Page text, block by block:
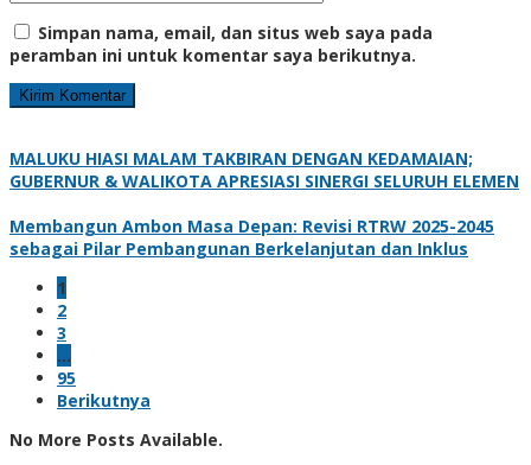
Simpan nama, email, dan situs web saya pada
peramban ini untuk komentar saya berikutnya.
MALUKU HIASI MALAM TAKBIRAN DENGAN KEDAMAIAN;
GUBERNUR & WALIKOTA APRESIASI SINERGI SELURUH ELEMEN
Membangun Ambon Masa Depan: Revisi RTRW 2025-2045
sebagai Pilar Pembangunan Berkelanjutan dan Inklus
1
2
3
…
95
Berikutnya
No More Posts Available.